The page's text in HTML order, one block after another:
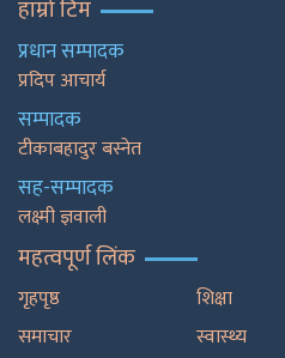
हाम्रो टिम
प्रधान सम्पादक
प्रदिप आचार्य
सम्पादक
टीकाबहादुर बस्नेत
सह-सम्पादक
लक्ष्मी ज्ञवाली
महत्वपूर्ण लिंक
गृहपृष्ठ
समाचार
शिक्षा
स्वास्थ्य